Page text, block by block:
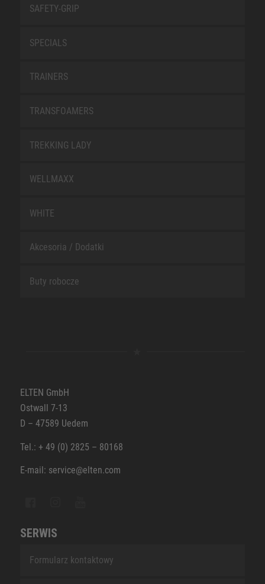
SAFETY-GRIP
SPECIALS
TRAINERS
TRANSFOAMERS
TREKKING LADY
WELLMAXX
WHITE
Akcesoria / Dodatki
Buty robocze
ELTEN GmbH
Ostwall 7-13
D – 47589 Uedem
Tel.: + 49 (0) 2825 – 80168
E-mail: service@elten.com
SERWIS
Formularz kontaktowy